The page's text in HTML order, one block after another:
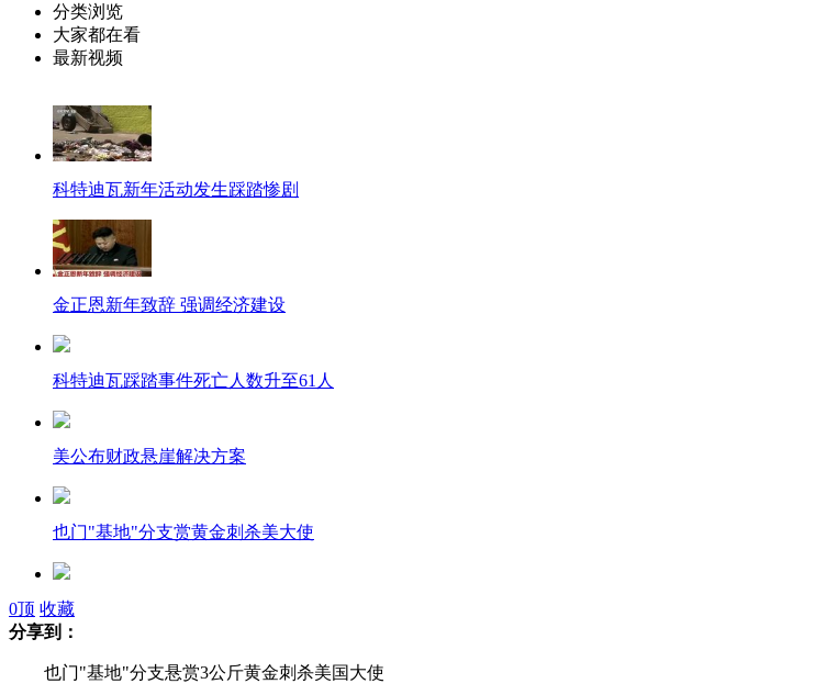
分类浏览
大家都在看
最新视频
科特迪瓦新年活动发生踩踏惨剧
金正恩新年致辞 强调经济建设
科特迪瓦踩踏事件死亡人数升至61人
美公布财政悬崖解决方案
也门"基地"分支赏黄金刺杀美大使
厦门:为躲关系户 国企"闪电"招人
实拍:瑞士"鸟人"与战斗机同飞
0顶 收藏
分享到：
也门"基地"分支悬赏3公斤黄金刺杀美国大使